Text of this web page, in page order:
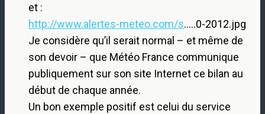
et :
http://www.alertes-meteo.com/s…..0-2012.jpg
Je considère qu’il serait normal – et même de
son devoir – que Météo France communique
publiquement sur son site Internet ce bilan au
début de chaque année.
Un bon exemple positif est celui du service